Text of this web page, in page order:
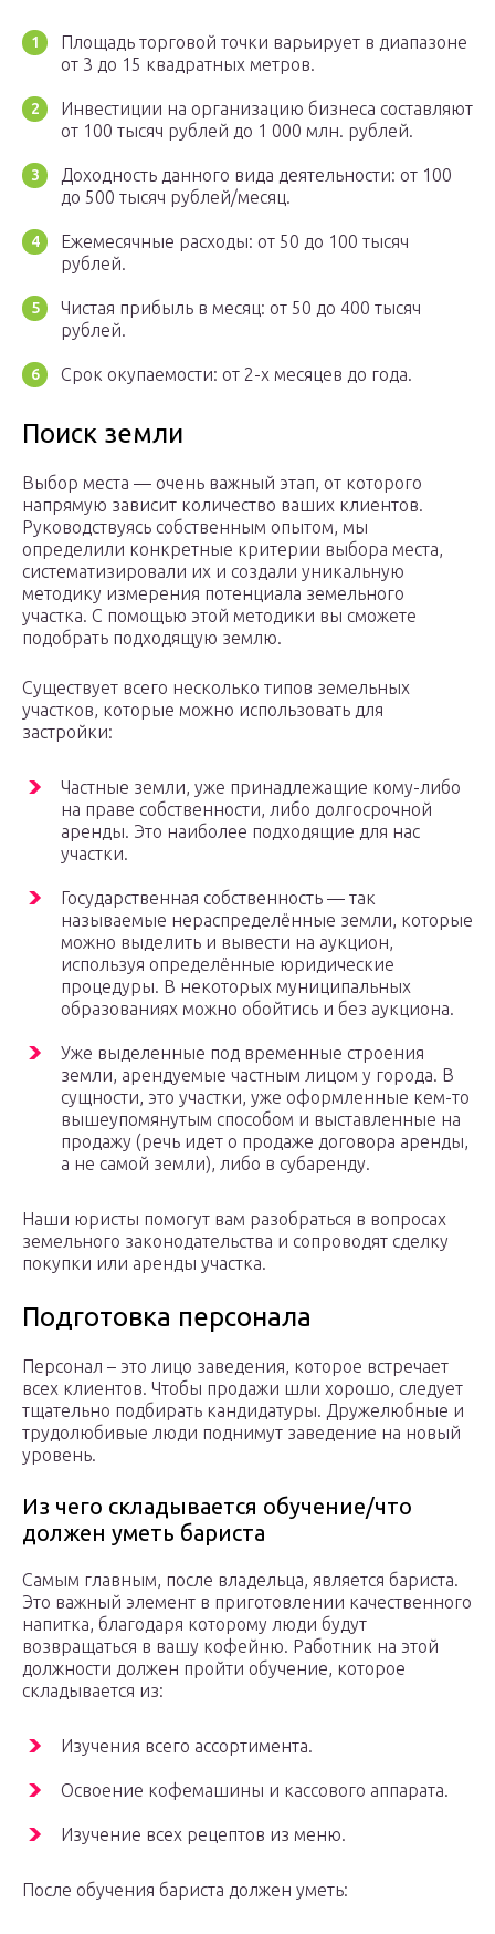
Площадь торговой точки варьирует в диапазоне
от 3 до 15 квадратных метров.
Инвестиции на организацию бизнеса составляют
от 100 тысяч рублей до 1 000 млн. рублей.
Доходность данного вида деятельности: от 100
до 500 тысяч рублей/месяц.
Ежемесячные расходы: от 50 до 100 тысяч
рублей.
Чистая прибыль в месяц: от 50 до 400 тысяч
рублей.
Срок окупаемости: от 2-х месяцев до года.
Поиск земли
Выбор места — очень важный этап, от которого
напрямую зависит количество ваших клиентов.
Руководствуясь собственным опытом, мы
определили конкретные критерии выбора места,
систематизировали их и создали уникальную
методику измерения потенциала земельного
участка. С помощью этой методики вы сможете
подобрать подходящую землю.
Существует всего несколько типов земельных
участков, которые можно использовать для
застройки:
Частные земли, уже принадлежащие кому-либо
на праве собственности, либо долгосрочной
аренды. Это наиболее подходящие для нас
участки.
Государственная собственность — так
называемые нераспределённые земли, которые
можно выделить и вывести на аукцион,
используя определённые юридические
процедуры. В некоторых муниципальных
образованиях можно обойтись и без аукциона.
Уже выделенные под временные строения
земли, арендуемые частным лицом у города. В
сущности, это участки, уже оформленные кем-то
вышеупомянутым способом и выставленные на
продажу (речь идет о продаже договора аренды,
а не самой земли), либо в субаренду.
Наши юристы помогут вам разобраться в вопросах
земельного законодательства и сопроводят сделку
покупки или аренды участка.
Подготовка персонала
Персонал – это лицо заведения, которое встречает
всех клиентов. Чтобы продажи шли хорошо, следует
тщательно подбирать кандидатуры. Дружелюбные и
трудолюбивые люди поднимут заведение на новый
уровень.
Из чего складывается обучение/что
должен уметь бариста
Самым главным, после владельца, является бариста.
Это важный элемент в приготовлении качественного
напитка, благодаря которому люди будут
возвращаться в вашу кофейню. Работник на этой
должности должен пройти обучение, которое
складывается из:
Изучения всего ассортимента.
Освоение кофемашины и кассового аппарата.
Изучение всех рецептов из меню.
После обучения бариста должен уметь: